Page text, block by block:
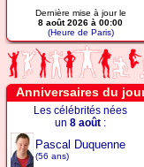
Dernière mise à jour le
8 août 2026 à 00:00
(Heure de Paris)
Anniversaires du
Les célébrités nées
un 8 août :
Pascal Duquenne
(56 ans)